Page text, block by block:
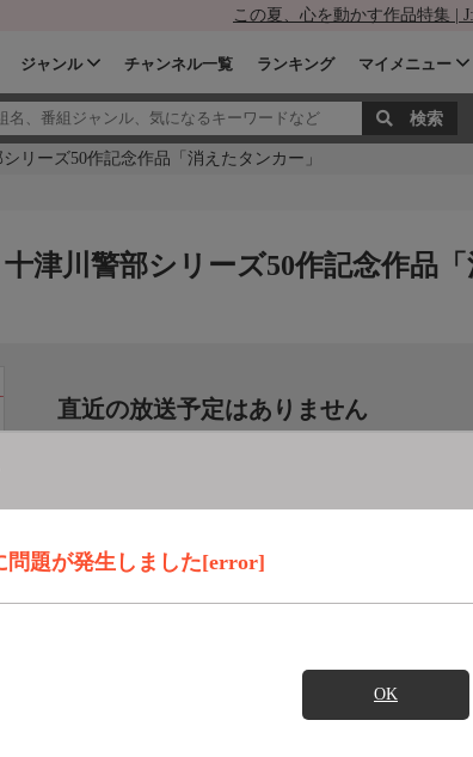
この夏、心を動かす作品特集 |
ジャンル チャンネル一覧 ランキング マイメニュー
リーズ50作記念作品「消えたタンカー」
問題が発生しました[error]
OK
津川警部シリーズ50作記念作品「
直近の放送予定はありません